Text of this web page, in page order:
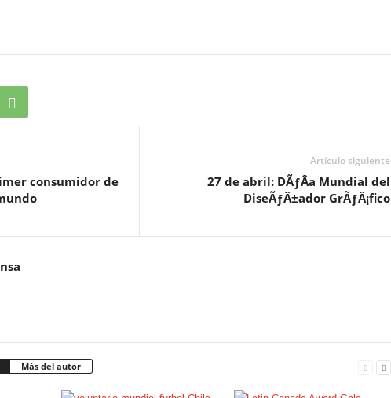
consumidor de
Artículo siguiente
27 de abril: DÃƒÂ­a Mundial del
DiseÃƒÂ±ador GrÃƒÂ¡fico
Más del autor